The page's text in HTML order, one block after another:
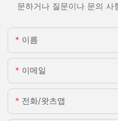
문하거나 질문이나 문의 사
이름
이메일
전화/왓츠앱